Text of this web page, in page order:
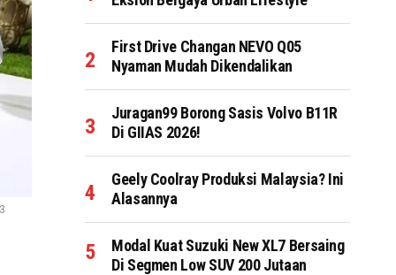
First Drive Changan NEVO Q05
Nyaman Mudah Dikendalikan
Juragan99 Borong Sasis Volvo B11R
Di GIIAS 2026!
Geely Coolray Produksi Malaysia? Ini
Alasannya
Modal Kuat Suzuki New XL7 Bersaing
Di Segmen Low SUV 200 Jutaan